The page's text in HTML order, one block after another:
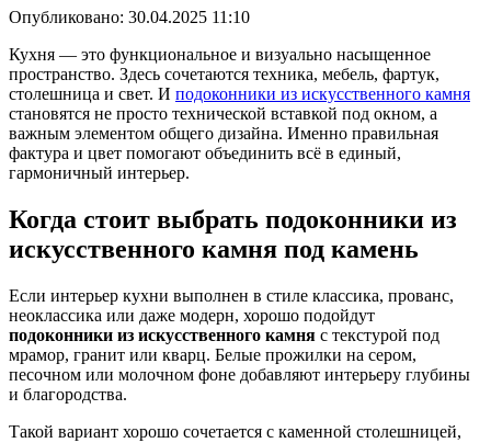
Опубликовано: 30.04.2025 11:10
Кухня — это функциональное и визуально насыщенное
пространство. Здесь сочетаются техника, мебель, фартук,
столешница и свет. И подоконники из искусственного камня
становятся не просто технической вставкой под окном, а
важным элементом общего дизайна. Именно правильная
фактура и цвет помогают объединить всё в единый,
гармоничный интерьер.
Когда стоит выбрать подоконники из
искусственного камня под камень
Если интерьер кухни выполнен в стиле классика, прованс,
неоклассика или даже модерн, хорошо подойдут
подоконники из искусственного камня с текстурой под
мрамор, гранит или кварц. Белые прожилки на сером,
песочном или молочном фоне добавляют интерьеру глубины
и благородства.
Такой вариант хорошо сочетается с каменной столешницей,